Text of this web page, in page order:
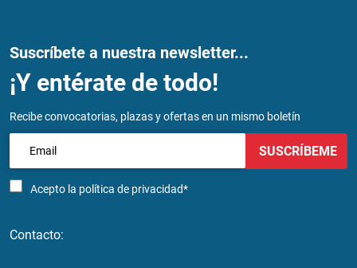
Suscríbete a nuestra newsletter...
¡Y entérate de todo!
Recibe convocatorias, plazas y ofertas en un mismo boletín
Acepto la política de privacidad*
SUSCRÍBEME
Contacto: